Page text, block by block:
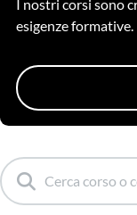
I nostri corsi sono
esigenze formative.